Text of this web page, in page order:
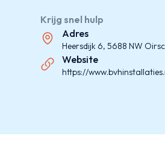
Krijg snel hulp
Adres
Heersdijk 6, 5688 NW
Website
https://